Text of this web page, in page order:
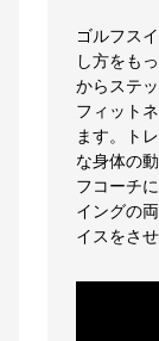
ゴルフス
し方をも
からステ
フィット
ます。ト
な身体の
フコーチ
イングの
イスをさ